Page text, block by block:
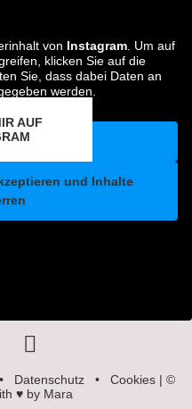
AUF
von Instagram. Um auf
klicken Sie auf die
Sie, dass dabei Daten an
werden.
und Inhalte
Datenschutz • Cookies | ©
♥ by Mara